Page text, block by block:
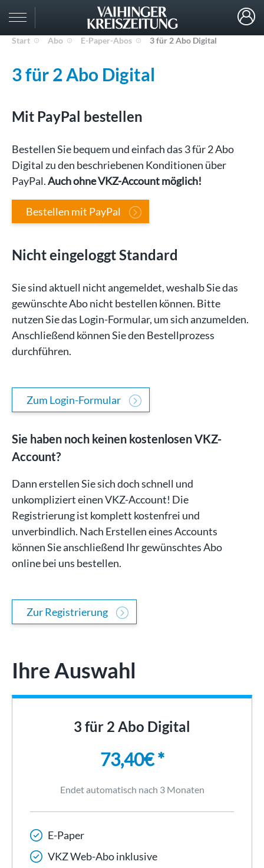
Start Abo E-Paper-Abos 3 für 2 Abo Digital
3 für 2 Abo Digital
Mit PayPal bestellen
Bestellen Sie bequem und einfach das 3 für 2 Abo
Digital zu den beschriebenen Konditionen über
PayPal.Auch ohne VKZ-Account möglich!
Bestellen mit PayPal
Nicht eingeloggt Standard
Sie sind aktuell nicht angemeldet, weshalb Sie das
gewünschte Abo nicht bestellen können. Bitte
nutzen Sie das Login-Formular, um sich anzumelden.
Anschließend können Sie den Bestellprozess
durchführen.
Zum Login-Formular
Sie haben noch keinen kostenlosen VKZ-
Account?
Dann erstellen Sie sich doch schnell und
unkompliziert einen VKZ-Account! Die
Registrierung ist komplett kostenfrei und
unverbindlich. Nach Erstellen eines Accounts
können Sie anschließend Ihr gewünschtes Abo
online bei uns bestellen.
Zur Registrierung
Ihre Auswahl
3 für 2 Abo Digital
73,40€ *
Endet automatisch nach 3 Monaten
E-Paper
VKZ Web-Abo inklusive